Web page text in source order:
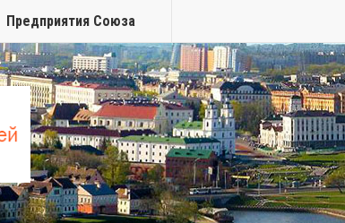
Предприятия Союза